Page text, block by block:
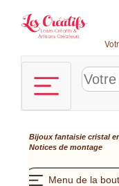
Bijoux fantaisie cristal
Notices de montage
Menu de la